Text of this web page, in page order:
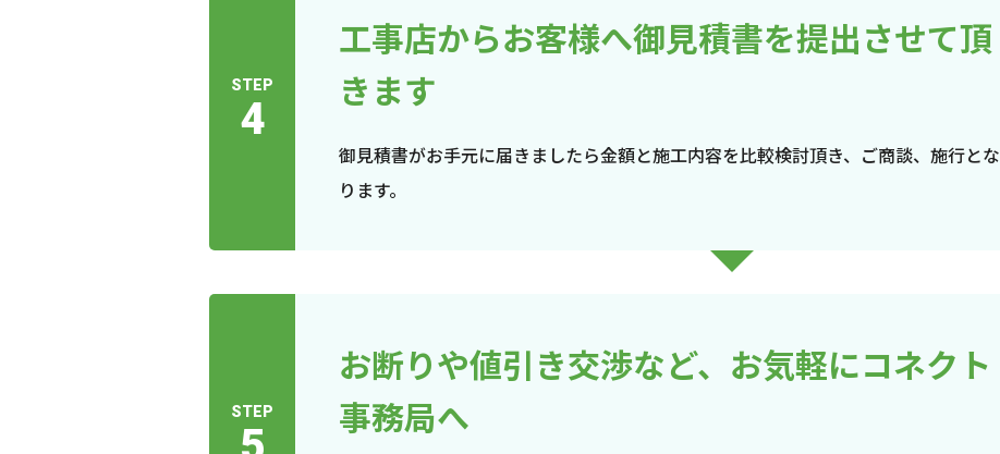
STEP
4
工事店からお客様へ御見積書を提出させて頂
きます
御見積書がお手元に届きましたら金額と施工内容を比較検討頂き、ご商談、施行とな
ります。
STEP
お断りや値引き交渉など、お気軽にコネクト
事務局へ